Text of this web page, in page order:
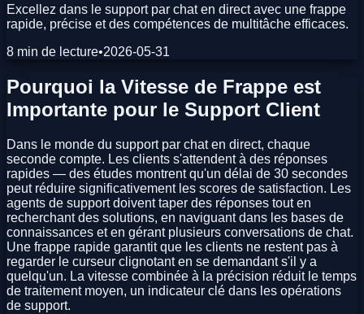
Excellez dans le support par chat en direct avec une frappe
rapide, précise et des compétences de multitâche efficaces.
8 min de lecture•2026-05-31
Pourquoi la Vitesse de Frappe est
Importante pour le Support Client
Dans le monde du support par chat en direct, chaque
seconde compte. Les clients s'attendent à des réponses
rapides — des études montrent qu'un délai de 30 secondes
peut réduire significativement les scores de satisfaction. Les
agents de support doivent taper des réponses tout en
recherchant des solutions, en naviguant dans les bases de
connaissances et en gérant plusieurs conversations de chat.
Une frappe rapide garantit que les clients ne restent pas à
regarder le curseur clignotant en se demandant s'il y a
quelqu'un. La vitesse combinée à la précision réduit le temps
de traitement moyen, un indicateur clé dans les opérations
de support.